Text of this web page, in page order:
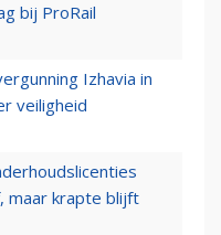
bij ProRail
Izhavia in
veiligheid
maar krapte blijft